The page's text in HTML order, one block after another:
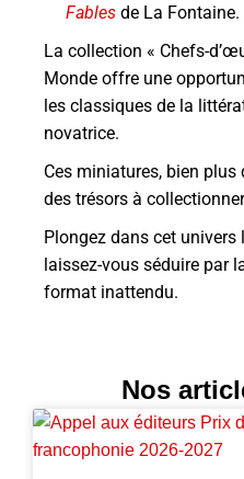
Fables de La Fontaine.
La collection « Chefs-
Monde offre une
les classiques de la
novatrice.
Ces miniatures, bien
des trésors à
Plongez dans cet
laissez-vous séduire par
format inattendu.
Nos